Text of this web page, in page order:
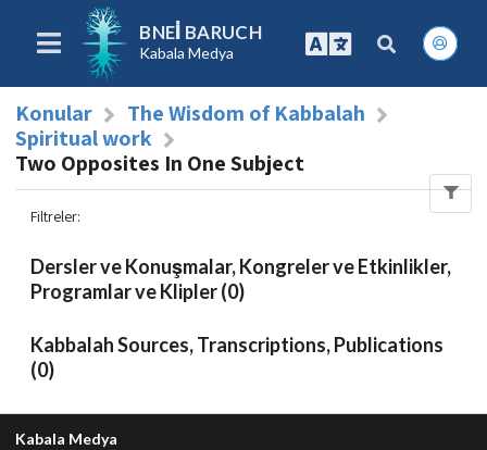
BNEI BARUCH
Kabala Medya
Konular
The Wisdom of Kabbalah
Spiritual work
Two Opposites In One Subject
Filtreler:
Dersler ve Konuşmalar, Kongreler ve Etkinlikler,
Programlar ve Klipler (0)
Kabbalah Sources, Transcriptions, Publications
(0)
Kabala Medya